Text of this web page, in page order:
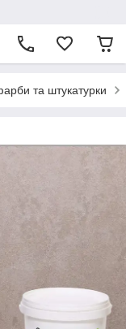
та штукатурки